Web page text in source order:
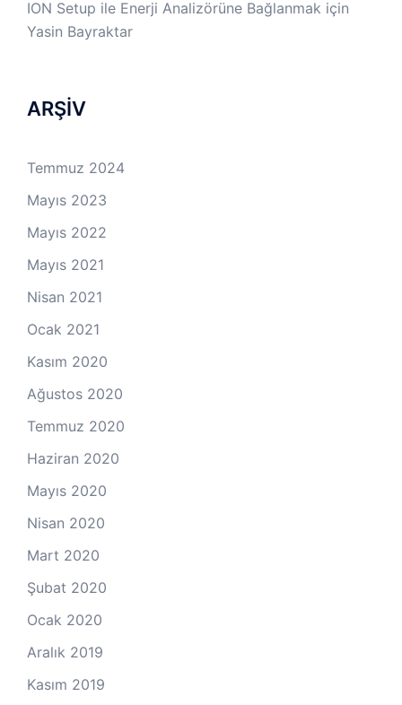
ION Setup ile Enerji Analizörüne Bağlanmak için
Yasin Bayraktar
ARŞİV
Temmuz 2024
Mayıs 2023
Mayıs 2022
Mayıs 2021
Nisan 2021
Ocak 2021
Kasım 2020
Ağustos 2020
Temmuz 2020
Haziran 2020
Mayıs 2020
Nisan 2020
Mart 2020
Şubat 2020
Ocak 2020
Aralık 2019
Kasım 2019